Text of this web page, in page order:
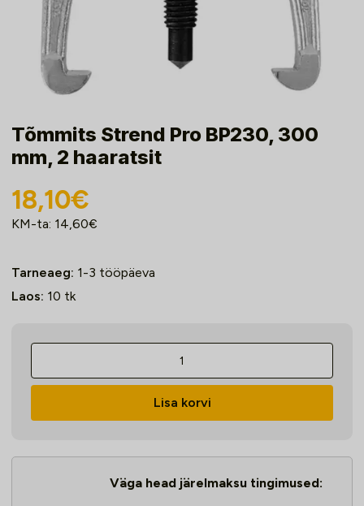
Tõmmits Strend Pro BP230, 300
mm, 2 haaratsit
18,10€
KM-ta: 14,60€
Tarneaeg: 1-3 tööpäeva
Laos: 10 tk
Tõmmits
Pro
Lisa korvi
Väga head järelmaksu tingimused: